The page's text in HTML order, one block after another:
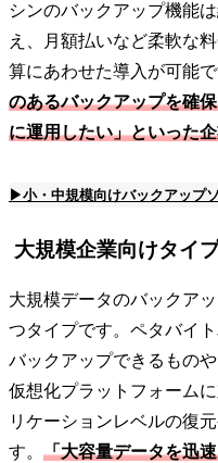
シンのバックアップ機能
え、月額払いなど柔軟な
算にあわせた導入が可能で
のあるバックアップを確
に運用したい」といった
▶小・中規模向けバックアップ
大規模企業向けタイ
大規模データのバックア
つタイプです。ペタバイ
バックアップできるもの
仮想化プラットフォーム
リケーションレベルの復
す。 「大容量データを迅